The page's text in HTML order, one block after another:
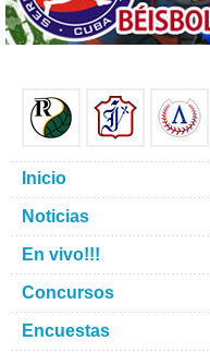
Inicio
Noticias
En vivo!!!
Concursos
Encuestas